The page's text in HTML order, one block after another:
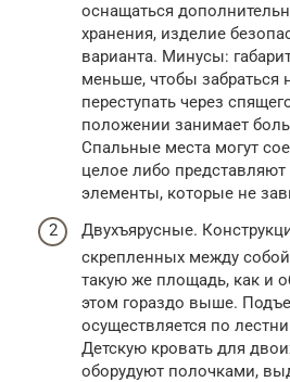
оснащаться
хранения, изделие
варианта. Минусы:
меньше, чтобы забраться
переступать через
положении занимает
Спальные места могут
целое либо
элементы, которые не
Двухъярусные.
скрепленных между
такую же площадь, как и
этом гораздо выше.
осуществляется по
Детскую кровать для
оборудуют полочками,